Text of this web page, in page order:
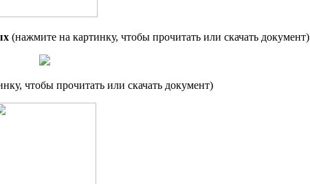
(нажмите на картинку, чтобы прочитать или скачать документ)
чтобы прочитать или скачать документ)